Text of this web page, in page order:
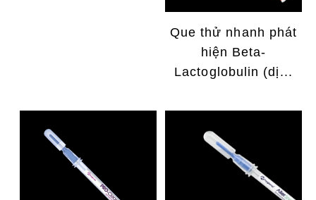
Que thử nhanh phát
hiện Beta-
Lactoglobulin (dị...